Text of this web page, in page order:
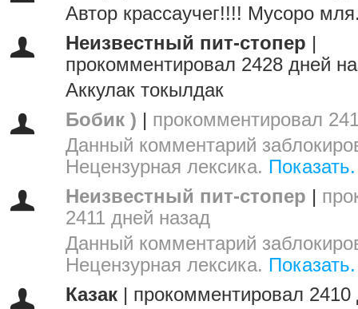
Автор крассаучег!!!! Мусоро
Неизвестный пит-стопер
прокомментировал 2428 дней
Аккулак токылдак
Бобик )
прокомментировал
Данный комментарий
Нецензурная лексика. Показать.
Неизвестный пит-стопер
2411 дней назад
Данный комментарий
Нецензурная лексика. Показать.
Казак
прокомментировал 2410